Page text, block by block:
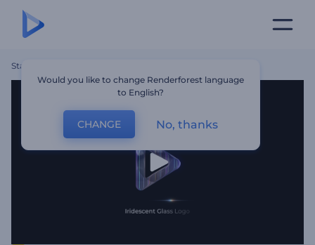
Startseite
Would you like to change Renderforest language
to English?
CHANGE No, thanks